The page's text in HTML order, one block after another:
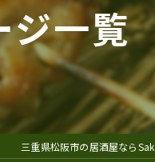
ジ一覧
三重県松阪市の居酒屋なら